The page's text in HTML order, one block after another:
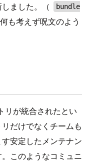
ました。（
bundle
も考えず呪文のよう
リが統合されたとい
だけでなくチームも
安定したメンテナン
このようなコミュニ